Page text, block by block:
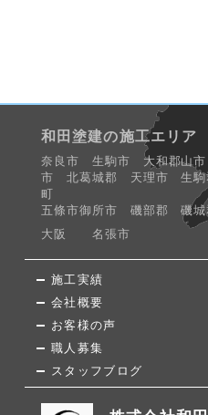
和田塗建の施工エリア
奈良市 生駒市 大和郡山
市 北葛城郡 天理市 生
町
五條市御所市 磯部郡 磯城
大阪 名張市
施工実績
会社概要
お客様の声
職人募集
スタッフブログ